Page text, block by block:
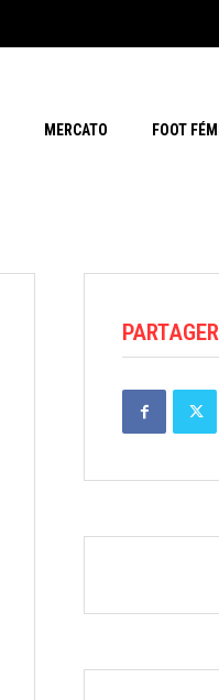
MERCATO FOOT